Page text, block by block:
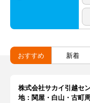
おすすめ 新着
株式会社サカイ引越
地：関屋・白山・古町